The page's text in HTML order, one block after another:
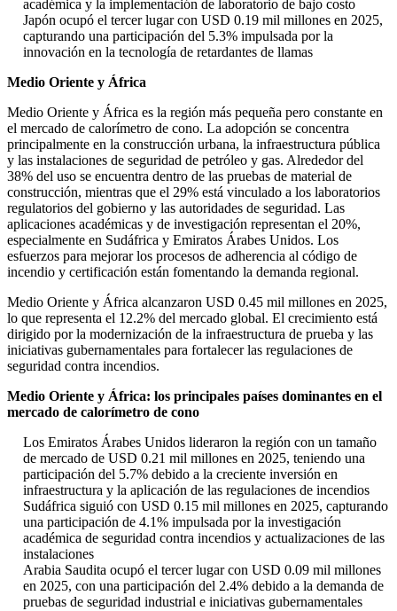
académica y la implementación de laboratorio de bajo costo
Japón ocupó el tercer lugar con USD 0.19 mil millones en 2025,
capturando una participación del 5.3% impulsada por la
innovación en la tecnología de retardantes de llamas
Medio Oriente y África
Medio Oriente y África es la región más pequeña pero constante en
el mercado de calorímetro de cono. La adopción se concentra
principalmente en la construcción urbana, la infraestructura pública
y las instalaciones de seguridad de petróleo y gas. Alrededor del
38% del uso se encuentra dentro de las pruebas de material de
construcción, mientras que el 29% está vinculado a los laboratorios
regulatorios del gobierno y las autoridades de seguridad. Las
aplicaciones académicas y de investigación representan el 20%,
especialmente en Sudáfrica y Emiratos Árabes Unidos. Los
esfuerzos para mejorar los procesos de adherencia al código de
incendio y certificación están fomentando la demanda regional.
Medio Oriente y África alcanzaron USD 0.45 mil millones en 2025,
lo que representa el 12.2% del mercado global. El crecimiento está
dirigido por la modernización de la infraestructura de prueba y las
iniciativas gubernamentales para fortalecer las regulaciones de
seguridad contra incendios.
Medio Oriente y África: los principales países dominantes en el
mercado de calorímetro de cono
Los Emiratos Árabes Unidos lideraron la región con un tamaño
de mercado de USD 0.21 mil millones en 2025, teniendo una
participación del 5.7% debido a la creciente inversión en
infraestructura y la aplicación de las regulaciones de incendios
Sudáfrica siguió con USD 0.15 mil millones en 2025, capturando
una participación de 4.1% impulsada por la investigación
académica de seguridad contra incendios y actualizaciones de las
instalaciones
Arabia Saudita ocupó el tercer lugar con USD 0.09 mil millones
en 2025, con una participación del 2.4% debido a la demanda de
pruebas de seguridad industrial e iniciativas gubernamentales